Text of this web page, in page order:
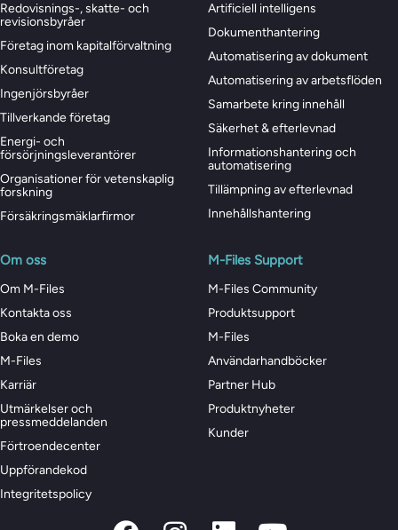
Redovisnings-, skatte- och
revisionsbyråer
Företag inom kapitalförvaltning
Konsultföretag
Ingenjörsbyråer
Tillverkande företag
Energi- och
försörjningsleverantörer
Organisationer för vetenskaplig
forskning
Försäkringsmäklarfirmor
Artificiell intelligens
Dokumenthantering
Automatisering av dokument
Automatisering av arbetsflöden
Samarbete kring innehåll
Säkerhet & efterlevnad
Informationshantering och
automatisering
Tillämpning av efterlevnad
Innehållshantering
Om oss
Om M-Files
Kontakta oss
Boka en demo
M-Files
Karriär
Utmärkelser och
pressmeddelanden
Förtroendecenter
Uppförandekod
Integritetspolicy
M-Files Support
M-Files Community
Produktsupport
M-Files
Användarhandböcker
Partner Hub
Produktnyheter
Kunder